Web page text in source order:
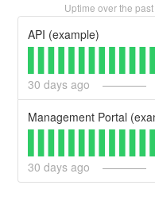
Uptime over the past
API (example)
30 days ago
30 days ago